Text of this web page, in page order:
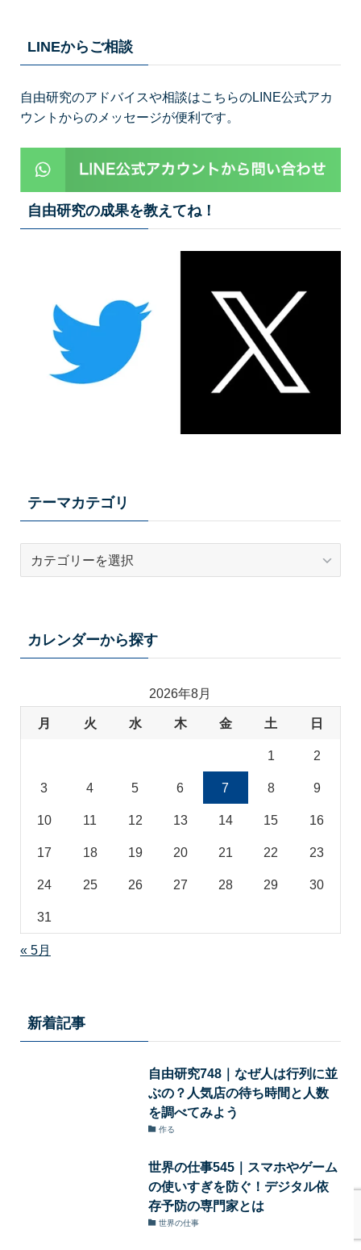
LINEからご相談
自由研究のアドバイスや相談はこちらのLINE公式アカ
ウントからのメッセージが便利です。
自由研究の成果を教えてね！
テーマカテゴリ
カレンダーから探す
2026年8月
月 火 水 木 金 土 日
1 2
3 4 5 6 7 8 9
10 11 12 13 14 15 16
17 18 19 20 21 22 23
24 25 26 27 28 29 30
31
« 5月
新着記事
自由研究748｜なぜ人は行列に並
ぶの？人気店の待ち時間と人数
を調べてみよう
作る
世界の仕事545｜スマホやゲーム
の使いすぎを防ぐ！デジタル依
存予防の専門家とは
世界の仕事